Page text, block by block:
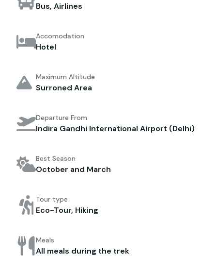
Bus, Airlines
Accomodation
Hotel
Maximum Altitude
Surroned Area
Departure From
Indira Gandhi International Airport (Delhi)
Best Season
October and March
Tour type
Eco-Tour, Hiking
Meals
All meals during the trek